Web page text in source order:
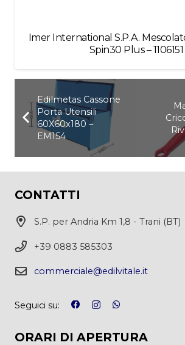
Imer International S.P.A.
Spin30 Plus – 1106151
Edilmetas Cassone
Porta Utensili
60X60x180 –
EM154
CONTATTI
S.P. per Andria Km 1,8 - Trani (BT)
+39 0883 585303
commerciale@edilvitale.it
Seguici su:
ORARI DI APERTURA